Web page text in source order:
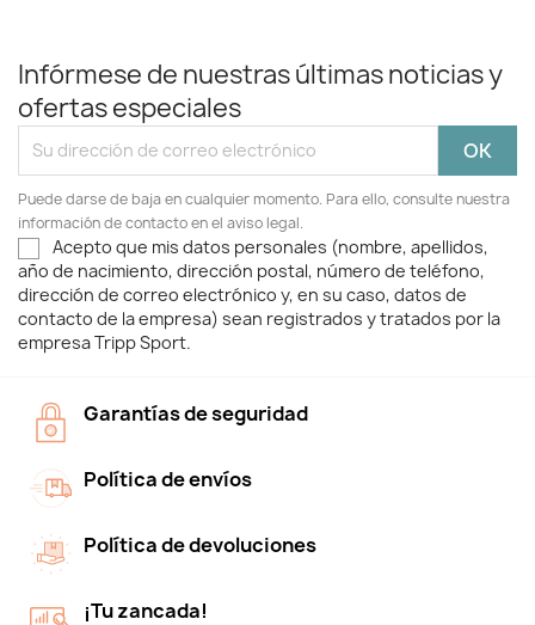
Infórmese de nuestras últimas noticias y
ofertas especiales
Puede darse de baja en cualquier momento. Para ello, consulte nuestra
información de contacto en el aviso legal.
Acepto que mis datos personales (nombre, apellidos,
año de nacimiento, dirección postal, número de teléfono,
dirección de correo electrónico y, en su caso, datos de
contacto de la empresa) sean registrados y tratados por la
empresa Tripp Sport.
Garantías de seguridad
Política de envíos
Política de devoluciones
¡Tu zancada!